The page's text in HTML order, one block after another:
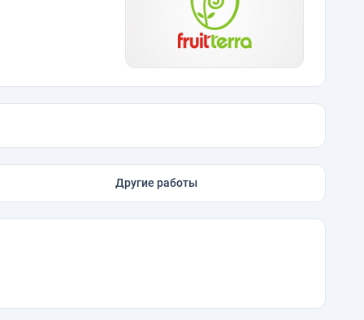
Другие работы